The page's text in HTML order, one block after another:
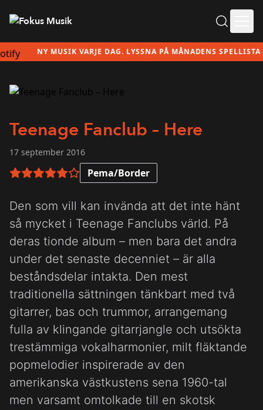
NY MUSIK VARJE DAG. LYSSNA PÅ MÅNADENS SPELLISTA
Teenage Fanclub – Here
17 september 2016
5 av 6 i betyg Pema/Border
Den som vill kan invända att det inte hänt
så mycket i Teenage Fanclubs värld. På
deras tionde album – men bara det andra
under det senaste decenniet – är alla
beståndsdelar intakta. Den mest
traditionella sättningen tänkbart med två
gitarrer, bas och trummor, arrangemang
fulla av klingande gitarrjangle och utsökta
trestämmiga vokalharmonier, milt fläktande
popmelodier inspirerade av den
amerikanska västkustens sena 1960-tal
men varsamt omtolkade till en skotsk